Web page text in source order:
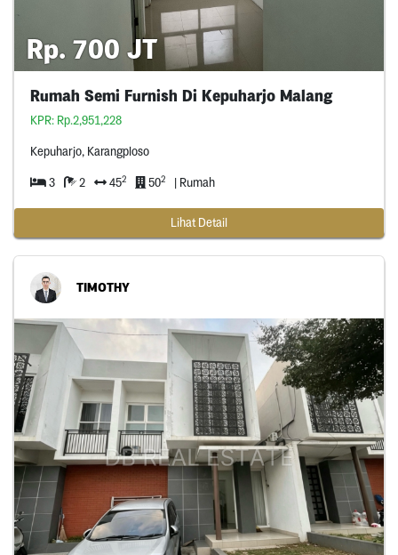
Rp. 700 JT
Rumah Semi Furnish Di Kepuharjo Malang
KPR: Rp.2,951,228
Kepuharjo, Karangploso
3 2 452 502 | Rumah
Lihat Detail
TIMOTHY